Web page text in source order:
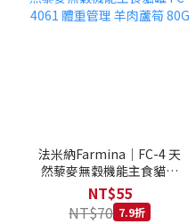
法米納Farmina｜FC-4 天
然藜麥無穀機能主食貓罐
FC-4061 體重管理 羊肉蘆
筍 80G
NT$55
NT$70 7.9折